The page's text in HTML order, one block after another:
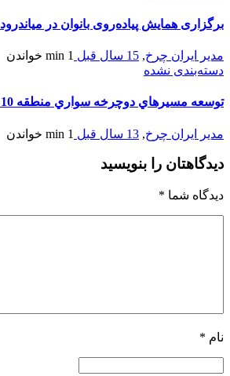
برگزاری همایش پیاده‌روی بانوان در میاندرود
مدیر ایران چرخ, 15 سال قبل 1 min
خواندن
دسته‌بندی نشده
توسعه مسيرهاي دوچرخه سواري منطقه 10
مدیر ایران چرخ, 13 سال قبل 1 min خواندن
دیدگاهتان را بنویسید
دیدگاه شما *
نام *